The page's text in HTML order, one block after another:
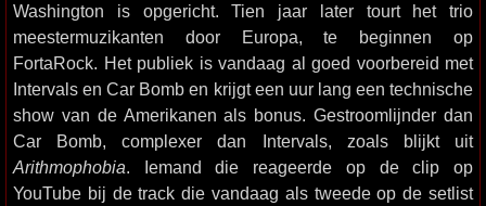
Washington is opgericht. Tien jaar later tourt het trio
meestermuzikanten door Europa, te beginnen op
FortaRock. Het publiek is vandaag al goed voorbereid met
Intervals en Car Bomb en krijgt een uur lang een technische
show van de Amerikanen als bonus. Gestroomlijnder dan
Car Bomb, complexer dan Intervals, zoals blijkt uit
Arithmophobia. Iemand die reageerde op de clip op
YouTube bij de track die vandaag als tweede op de setlist